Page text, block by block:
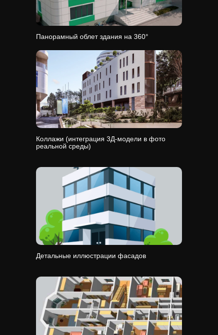
Панорамный облет здания на 360°
Детальные иллюстрации фасадов
Коллажи (интеграция 3Д-модели в фото
реальной среды)